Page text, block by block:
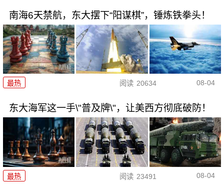
南海6天禁航，东大摆下“阳谋棋”，锤炼铁拳头！
最热 阅读 20634 08-04
东大海军这一手\"普及牌\"，让美西方彻底破防！
最热 阅读 23491 08-04